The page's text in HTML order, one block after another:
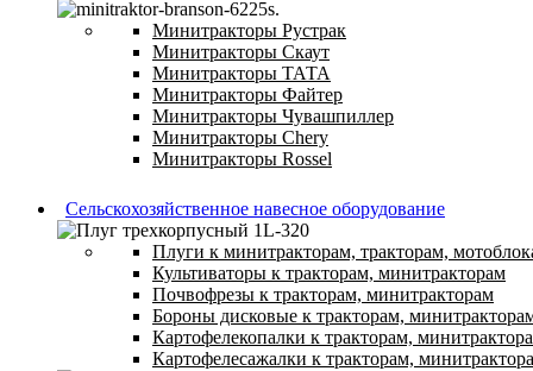
Минитракторы Рустрак
Минитракторы Скаут
Минитракторы ТАТА
Минитракторы Файтер
Минитракторы Чувашпиллер
Минитракторы Chery
Минитракторы Rossel
Сельскохозяйственное навесное оборудование
Плуги к минитракторам, тракторам,
Культиваторы к тракторам, минитракторам
Почвофрезы к тракторам, минитракторам
Бороны дисковые к тракторам,
Картофелекопалки к тракторам,
Картофелесажалки к тракторам,